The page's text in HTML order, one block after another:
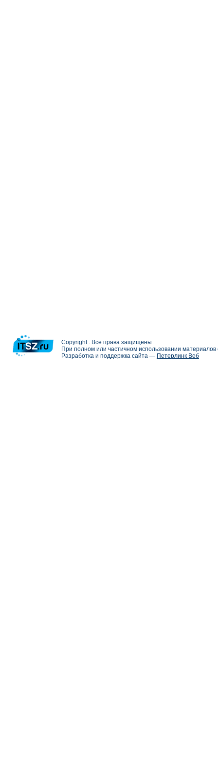
Copyright . Все права защищены
При полном или частичном использовании
Разработка и поддержка сайта — Петерлинк Веб